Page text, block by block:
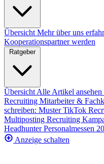
Übersicht Mehr über uns
Kooperationspartner werden
Ratgeber
Übersicht Alle Artikel ansehen
Recruiting Mitarbeiter &
schreiben: MusterTikTok
Multiposting Recruiting
HeadhunterPersonalmessen
Anzeige schalten